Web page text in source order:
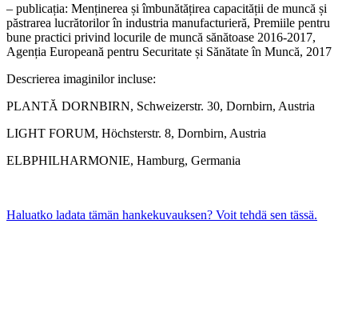
– publicația: Menținerea și îmbunătățirea capacității de muncă și
păstrarea lucrătorilor în industria manufacturieră, Premiile pentru
bune practici privind locurile de muncă sănătoase 2016-2017,
Agenția Europeană pentru Securitate și Sănătate în Muncă, 2017
Descrierea imaginilor incluse:
PLANTĂ DORNBIRN, Schweizerstr. 30, Dornbirn, Austria
LIGHT FORUM, Höchsterstr. 8, Dornbirn, Austria
ELBPHILHARMONIE, Hamburg, Germania
Haluatko ladata tämän hankekuvauksen? Voit tehdä sen tässä.